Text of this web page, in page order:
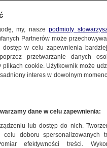
my, naszepodmioty
Partnerów może
w celu zapewnienia
przetwarzanie danych
cookie. Użytkownik może
interes w dowolnym
dane w celu zapewnienia:
lub dostęp do nich.
celu doboru spersonalizowanych
efektywności treści.